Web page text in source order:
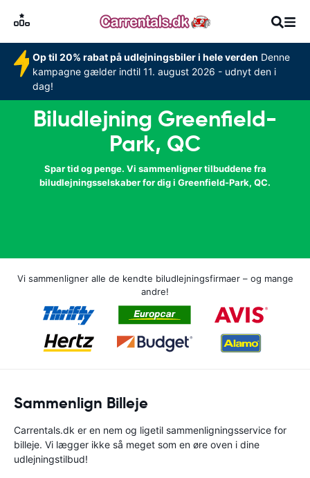
Op til 20% rabat på udlejningsbiler i hele verden Denne
kampagne gælder indtil 11. august 2026 - udnyt den i
dag!
Biludlejning Greenfield-
Park, QC
Spar tid og penge. Vi sammenligner tilbuddene fra
biludlejningsselskaber for dig i Greenfield-Park, QC.
Vi sammenligner alle de kendte biludlejningsfirmaer – og mange
andre!
Sammenlign Billeje
Carrentals.dk er en nem og ligetil sammenligningsservice for
billeje. Vi lægger ikke så meget som en øre oven i dine
udlejningstilbud!